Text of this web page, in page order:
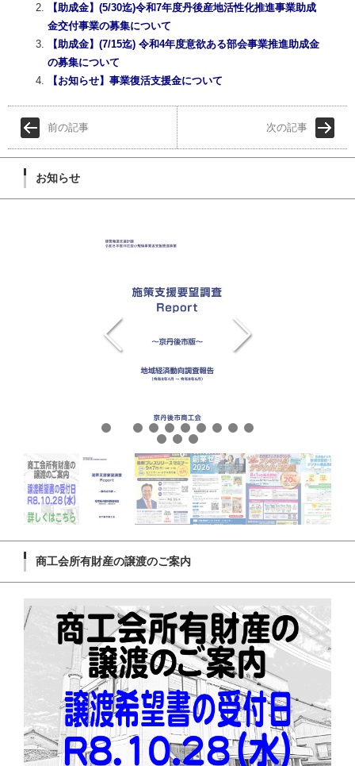
【助成金】(5/30迄)令和7年度丹後産地活性化推進事業助成
金交付事業の募集について
【助成金】(7/15迄) 令和4年度意欲ある部会事業推進助成金
の募集について
【お知らせ】事業復活支援金について
前の記事 次の記事
お知らせ
商工会所有財産の譲渡のご案内